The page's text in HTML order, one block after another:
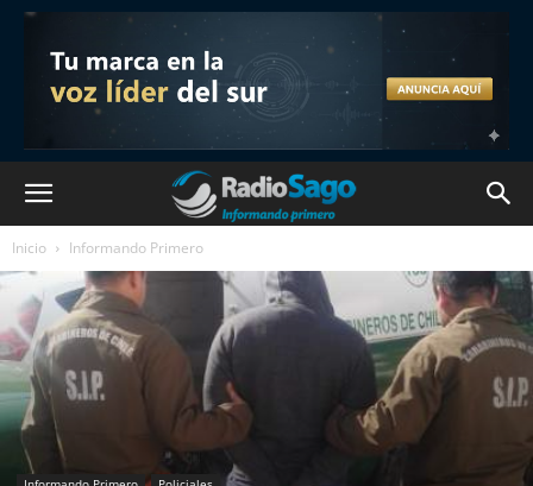
Inicio Informando Primero